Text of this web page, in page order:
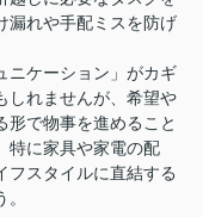
漏れや手配ミスを防げ
ニケーション」がカギ
しれませんが、希望や
形で物事を進めること
特に家具や家電の配
フスタイルに直結する